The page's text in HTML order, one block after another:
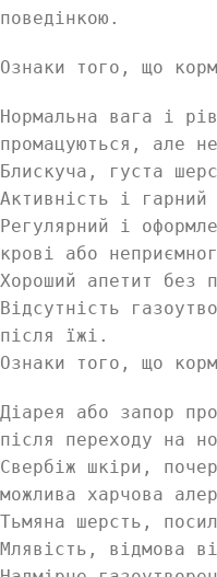
поведінкою.
Ознаки того, що
Нормальна вага і
промацуються, але
Блискуча, густа
Активність і гарний
Регулярний і
крові або
Хороший апетит без
Відсутність
після їжі.
Ознаки того, що
Діарея або запор
після переходу на
Свербіж шкіри,
можлива харчова
Тьмяна шерсть,
Млявість, відмова